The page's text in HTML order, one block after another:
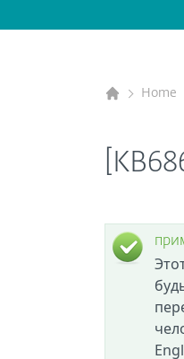
Home